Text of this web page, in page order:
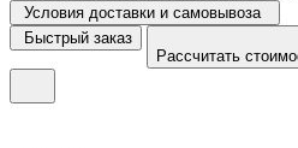
Условия доставки и самовывоза
Быстрый заказ
Рассчитать